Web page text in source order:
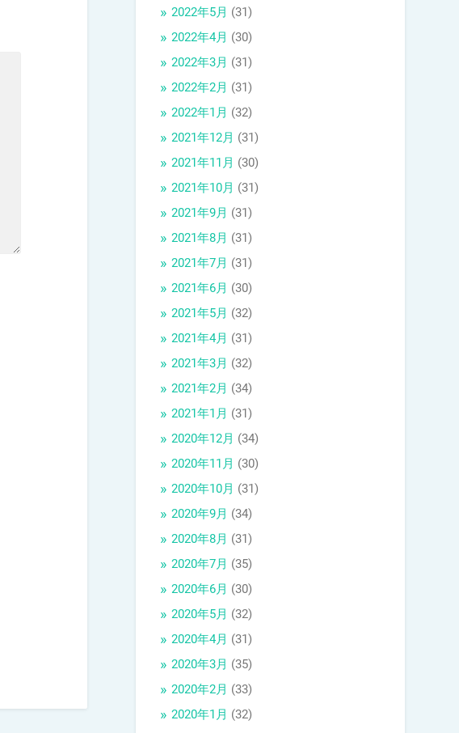
2022年5月 (31)
2022年4月 (30)
2022年3月 (31)
2022年2月 (31)
2022年1月 (32)
2021年12月 (31)
2021年11月 (30)
2021年10月 (31)
2021年9月 (31)
2021年8月 (31)
2021年7月 (31)
2021年6月 (30)
2021年5月 (32)
2021年4月 (31)
2021年3月 (32)
2021年2月 (34)
2021年1月 (31)
2020年12月 (34)
2020年11月 (30)
2020年10月 (31)
2020年9月 (34)
2020年8月 (31)
2020年7月 (35)
2020年6月 (30)
2020年5月 (32)
2020年4月 (31)
2020年3月 (35)
2020年2月 (33)
2020年1月 (32)